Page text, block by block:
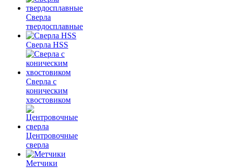
Сверла
твердосплавные
Сверла HSS
Сверла с
коническим
хвостовиком
Центровочные
сверла
Метчики